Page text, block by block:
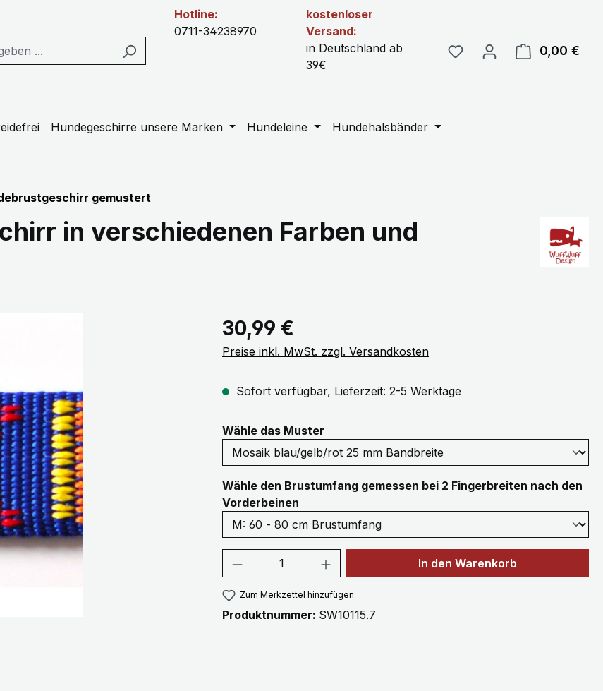
Hotline:
0711-34238970
kostenloser
Versand:
in Deutschland ab
39€
0,00 €
Hundegeschirre unsere Marken Hundeleine
Hundehalsbänder
gemustert
in verschiedenen Farben und
Regulärer Preis:
30,99 €
Preise inkl. MwSt. zzgl. Versandkosten
Sofort verfügbar, Lieferzeit: 2-5 Werktage
Wähle das Muster
Wähle den Brustumfang gemessen bei 2 Fingerbreiten nach den
Vorderbeinen
Produkt Anzahl: Gib den gewünschten Wert
In den Warenkorb
Zum Merkzettel hinzufügen
Produktnummer: SW10115.7